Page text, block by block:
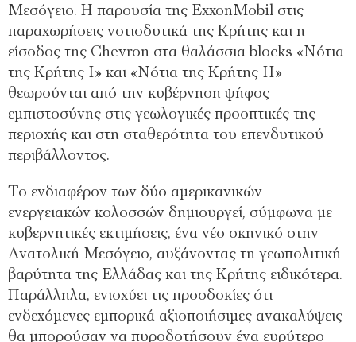
Μεσόγειο. Η παρουσία της ExxonMobil στις
παραχωρήσεις νοτιοδυτικά της Κρήτης και η
είσοδος της Chevron στα θαλάσσια blocks «Νότια
της Κρήτης Ι» και «Νότια της Κρήτης ΙΙ»
θεωρούνται από την κυβέρνηση ψήφος
εμπιστοσύνης στις γεωλογικές προοπτικές της
περιοχής και στη σταθερότητα του επενδυτικού
περιβάλλοντος.
Το ενδιαφέρον των δύο αμερικανικών
ενεργειακών κολοσσών δημιουργεί, σύμφωνα με
κυβερνητικές εκτιμήσεις, ένα νέο σκηνικό στην
Ανατολική Μεσόγειο, αυξάνοντας τη γεωπολιτική
βαρύτητα της Ελλάδας και της Κρήτης ειδικότερα.
Παράλληλα, ενισχύει τις προσδοκίες ότι
ενδεχόμενες εμπορικά αξιοποιήσιμες ανακαλύψεις
θα μπορούσαν να πυροδοτήσουν ένα ευρύτερο